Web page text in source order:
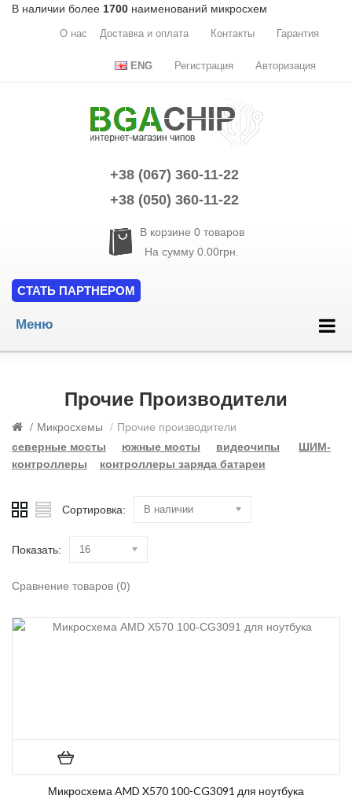
В наличии более 1700 наименований микросхем
О нас Доставка и оплата Контакты Гарантия
ENG Регистрация Авторизация
+38 (067) 360-11-22
+38 (050) 360-11-22
В корзине 0товаров
На сумму 0.00грн.
СТАТЬ ПАРТНЕРОМ
Меню
Прочие Производители
Микросхемы
Прочие производители
северные мосты
южные мосты видеочипы
ШИМ-
контроллеры
контроллеры заряда батареи
Сортировка: В наличии
Показать: 16
Сравнение товаров (0)
Микросхема AMD X570 100-CG3091 для ноутбука